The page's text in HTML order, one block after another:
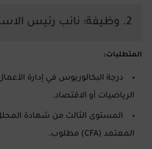
2. وظيفة: نائب رئيس الاستثمار
المتطلبات:
درجة البكالوريوس في إدارة الأعمال،
الرياضيات أو الاقتصاد.
المستوى الثالث من شهادة
المعتمد (CFA) مطلوب.